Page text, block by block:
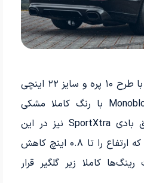
در این خودرو از رینگ‌های با طرح ۱۰ پره و سایز ۲۲ اینچی
Monoblock Z Platinum Edition با رنگ کاملا مشکی
استفاده شده است. تعلیق بادی SportXtra نیز در این
خودرو استفاده شده است که ارتفاع را تا ۰.۸ اینچ کاهش
کاملا زیر گلگیر قرار